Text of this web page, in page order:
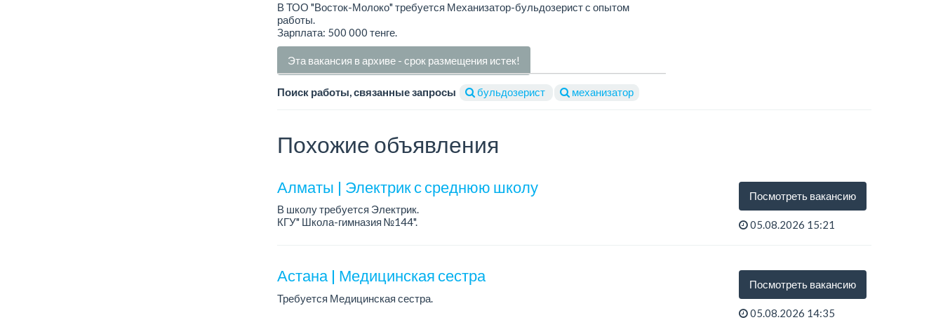
В ТОО "Восток-Молоко" требуется Механизатор-бульдозерист с опытом
работы.
Зарплата: 500 000 тенге.
Эта вакансия в архиве - срок размещения истек!
Поиск работы, связанные запросы бульдозерист механизатор
Похожие объявления
Алматы | Электрик с среднюю школу
В школу требуется Электрик.
КГУ" Школа-гимназия №144".
...
Посмотреть вакансию
05.08.2026 15:21
Астана | Медицинская сестра
Требуется Медицинская сестра.
Посмотреть вакансию
05.08.2026 14:35